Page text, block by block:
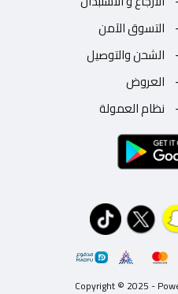
التسوق الآمن
الشحن والتوصيل
العروض
نظام العمولة